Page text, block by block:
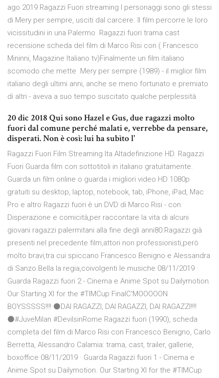
ago 2019 Ragazzi Fuori streaming I personaggi sono gli stessi
di Mery per sempre, usciti dal carcere. Il film percorre le loro
vicissitudini in una Palermo Ragazzi fuori trama cast
recensione scheda del film di Marco Risi con ( Francesco
Mininni, Magazine Italiano tv)Finalmente un film italiano
scomodo che mette Mery per sempre (1989) - il miglior film
italiano degli ultimi anni, anche se meno fortunato e premiato
di altri - aveva a suo tempo suscitato qualche perplessità.
20 dic 2018 Qui sono Hazel e Gus, due ragazzi molto
fuori dal comune perché malati e, verrebbe da pensare,
disperati. Non è così: lui ha subìto l'
Ragazzi Fuori Film Streaming Ita Altadefinizione HD. Ragazzi
Fuori Guarda film con sottotitoli in italiano gratuitamente.
Guarda un film online o guarda i migliori video HD 1080p
gratuiti su desktop, laptop, notebook, tab, iPhone, iPad, Mac
Pro e altro Ragazzi fuori è un DVD di Marco Risi - con
Disperazione e comicità,per raccontare la vita di alcuni
giovani ragazzi palermitani alla fine degli anni80.Ragazzi già
presenti nel precedente film,attori non professionisti,però
molto bravi,tra cui spiccano Francesco Benigno e Alessandra
di Sanzo.Bella la regia,coivolgenti le musiche 08/11/2019 ·
Guarda Ragazzi fuori 2 - Cinema e Anime Spot su Dailymotion.
Our Starting XI for the #TIMCup FinalC'MOOOOON
BOYSSSSS!!!! ⚫DAI RAGAZZI, DAI RAGAZZI, DAI RAGAZZI!!!!
⚫#JuveMilan #DevilsinRome Ragazzi fuori (1990), scheda
completa del film di Marco Risi con Francesco Benigno, Carlo
Berretta, Alessandro Calamia: trama, cast, trailer, gallerie,
boxoffice 08/11/2019 · Guarda Ragazzi fuori 1 - Cinema e
Anime Spot su Dailymotion. Our Starting XI for the #TIMCup